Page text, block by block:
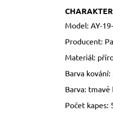
Model: AY-
Producent:
Materiál:
Barva
Barva: tmavě
Počet kapes: